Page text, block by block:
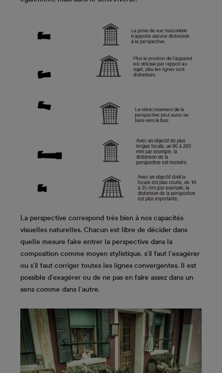
La perspective correspond très bien à nos capacités
visuelles naturelles. Chacun est libre de décider dans
quelle mesure faire entrer la perspective dans la
composition comme moyen stylistique, s’il faut l’exagérer
ou s’il faut corriger toutes les lignes convergentes. Il est
possible d’exagérer ou de ne pas en faire assez dans un
sens comme dans l’autre.